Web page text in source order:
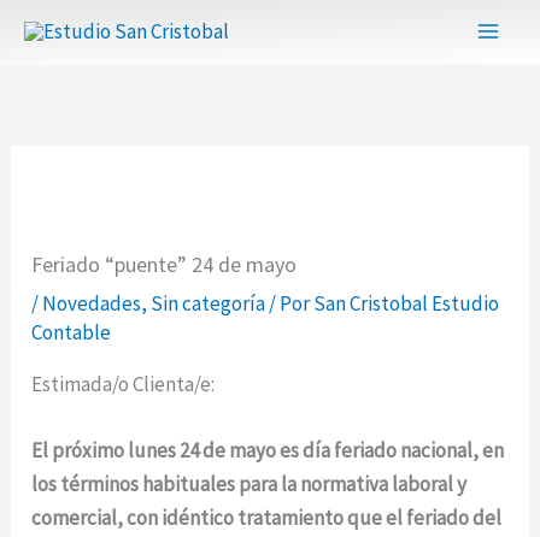
Feriado “puente” 24 de mayo
/Novedades, Sin categoría/ PorSan Cristobal Estudio
Contable
Estimada/o Clienta/e:
El próximo lunes 24 de mayo es día feriado nacional, en
los términos habituales para la normativa laboral y
comercial, con idéntico tratamiento que el feriado del